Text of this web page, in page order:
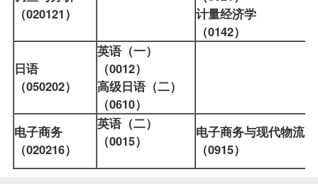
（020121）
计量经济学
（0142）
日语
（050202）
英语（一）
（0012）
高级日语（二）
（0610）
电子商务
（020216）
英语（二）
（0015）
电子商务与现代物流
（0915）